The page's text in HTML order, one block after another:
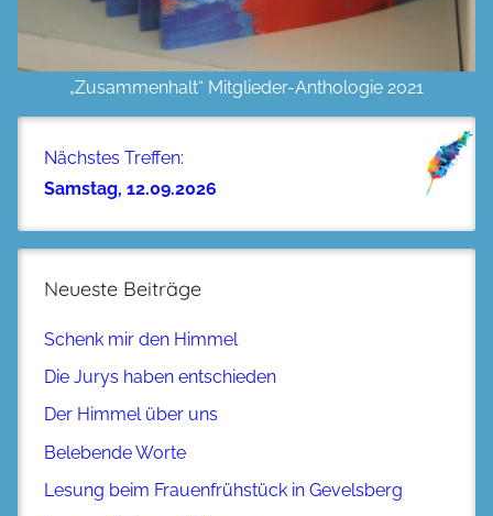
„Zusammenhalt“ Mitglieder-Anthologie 2021
Nächstes Treffen:
Samstag, 12.09.2026
Neueste Beiträge
Schenk mir den Himmel
Die Jurys haben entschieden
Der Himmel über uns
Belebende Worte
Lesung beim Frauenfrühstück in Gevelsberg